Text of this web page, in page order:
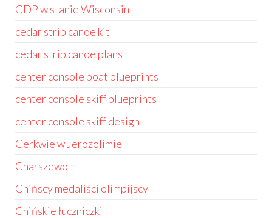
CDP w stanie Wisconsin
cedar strip canoe kit
cedar strip canoe plans
center console boat blueprints
center console skiff blueprints
center console skiff design
Cerkwie w Jerozolimie
Charszewo
Chińscy medaliści olimpijscy
Chińskie łuczniczki